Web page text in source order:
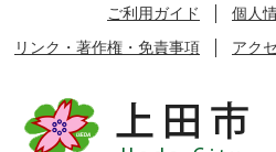
ご利用ガイド
個人
リンク・著作権・免責事項
アク